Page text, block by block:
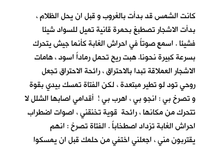
كانت الشمس قد بدأت بالغروب و قبل ان يحل الظلام ،
بدأت الاشجار تصطبغ بحمرة قانية تميل للسواد شيئا
فشيئا . اسمع صوتاً في احراش الغابة كأنما جيش يتحرك
بسرعة كبيرة نحونا. هبت ريح تحمل رماداً اسود ، هامات
الاشجار العملاقة تبدا بالاحتراق ، رائحة الاحتراق تجعل
روحي تود لو تطير مبتعدة ، لكن الفتاة تمسك بيدي بقوة
و تصرخ بي : انجو بي ، اهرب بي ! أقدامي اصابها الشلل لا
تتحرك من مكانها ، رائحة قوية تخنقني ، اصوات اضطراب
احراش الغابة تزداد اصطخاباً . الفتاة تصرخ : انهم
يقتربون مني ، اجعلني اختفي من حلمك قبل ان يمسكوا